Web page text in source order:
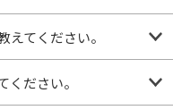
てください。
ださい。